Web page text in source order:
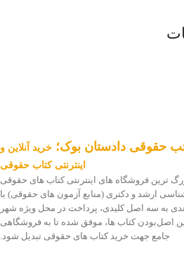
حقوقی دادستان بوک؛ خرید آنلاین و
اینترنتی کتاب حقوقی
ترین فروشگاه های اینترنتی کتاب های حقوقی
ارشد و دکتری (منابع آزمون های حقوقی) با
به سه اصل کلیدی، پرداخت در محل ویژه شهر
اصل‌بودن کتاب ها، موفق شده تا به فروشگاهی
جامع جهت خرید کتاب های حقوقی تبدیل شود.